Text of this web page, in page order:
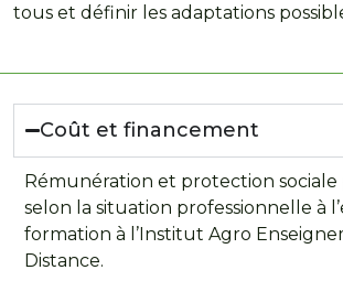
tous et définir les adaptations
Coût et financement
Rémunération et protection sociale
selon la situation professionnelle à
formation à l’Institut Agro
Distance.